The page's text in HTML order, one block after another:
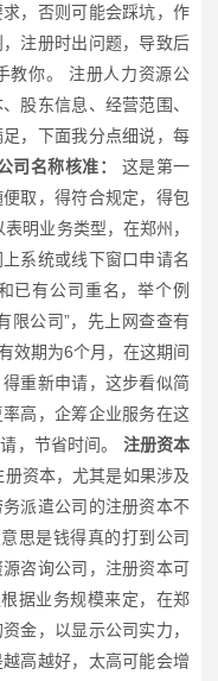
，否则可能会踩坑，作
注册时出问题，导致后
教你。 注册人力资源公
股东信息、经营范围、
，下面我分点细说，每
司名称核准：
这是第一
取，得符合规定，得包
明业务类型，在郑州，
系统或线下窗口申请名
已有公司重名，举个例
限公司”，先上网查查有
效期为6个月，在这期间
重新申请，这步看似简
高，企筹企业服务在这
，节省时间。 注册资本
资本，尤其是如果涉及
派遣公司的注册资本不
思是钱得真的打到公司
咨询公司，注册资本可
据业务规模来定，在郑
金，以显示公司实力，
高越好，太高可能会增